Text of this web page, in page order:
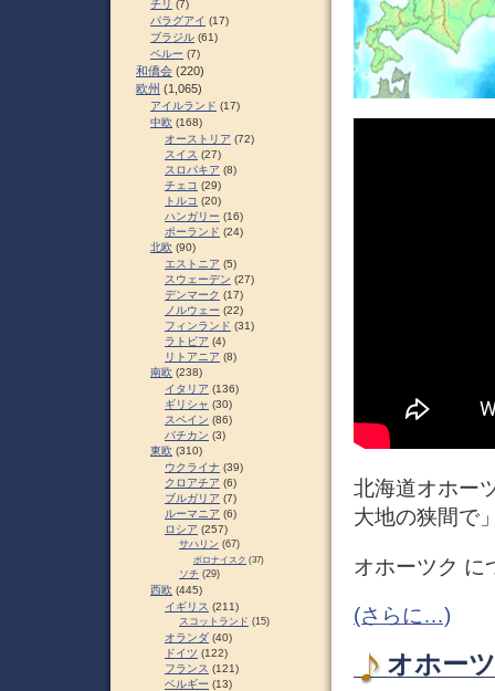
北海道オホー
大地の狭間で
オホーツク に
(さらに…)
オホー
チリ (7)
パラグアイ (17)
ブラジル (61)
ペルー (7)
和僑会 (220)
欧州 (1,065)
アイルランド (17)
中欧 (168)
オーストリア (72)
スイス (27)
スロパキア (8)
チェコ (29)
トルコ (20)
ハンガリー (16)
ポーランド (24)
北欧 (90)
エストニア (5)
スウェーデン (27)
デンマーク (17)
ノルウェー (22)
フィンランド (31)
ラトビア (4)
リトアニア (8)
南欧 (238)
イタリア (136)
ギリシャ (30)
スペイン (86)
バチカン (3)
東欧 (310)
ウクライナ (39)
クロアチア (6)
ブルガリア (7)
ルーマニア (6)
ロシア (257)
サハリン (67)
ポロナイスク (37)
ソチ (29)
西欧 (445)
イギリス (211)
スコットランド (15)
オランダ (40)
ドイツ (122)
フランス (121)
ベルギー (13)